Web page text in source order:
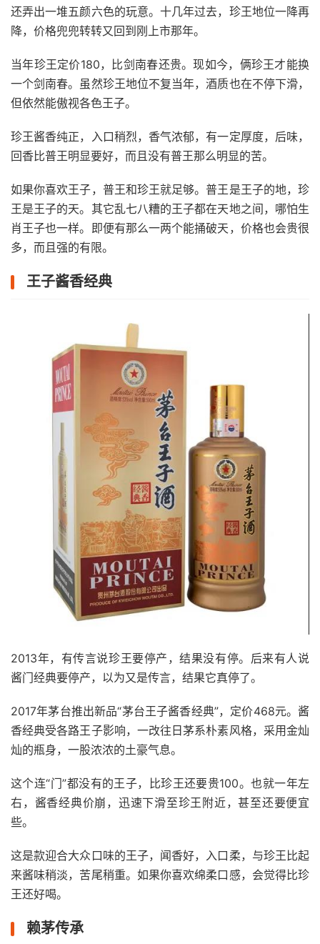
还弄出一堆五颜六色的玩意。十几年过去，珍王地位一降再
降，价格兜兜转转又回到刚上市那年。
当年珍王定价180，比剑南春还贵。现如今，俩珍王才能换
一个剑南春。虽然珍王地位不复当年，酒质也在不停下滑，
但依然能傲视各色王子。
珍王酱香纯正，入口稍烈，香气浓郁，有一定厚度，后味，
回香比普王明显要好，而且没有普王那么明显的苦。
如果你喜欢王子，普王和珍王就足够。普王是王子的地，珍
王是王子的天。其它乱七八糟的王子都在天地之间，哪怕生
肖王子也一样。即便有那么一两个能捅破天，价格也会贵很
多，而且强的有限。
王子酱香经典
2013年，有传言说珍王要停产，结果没有停。后来有人说
酱门经典要停产，以为又是传言，结果它真停了。
2017年茅台推出新品“茅台王子酱香经典”，定价468元。酱
香经典受各路王子影响，一改往日茅系朴素风格，采用金灿
灿的瓶身，一股浓浓的土豪气息。
这个连“门”都没有的王子，比珍王还要贵100。也就一年左
右，酱香经典价崩，迅速下滑至珍王附近，甚至还要便宜
些。
这是款迎合大众口味的王子，闻香好，入口柔，与珍王比起
来酱味稍淡，苦尾稍重。如果你喜欢绵柔口感，会觉得比珍
王还好喝。
赖茅传承